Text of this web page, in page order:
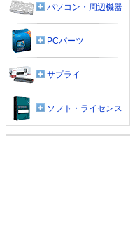
パソコン・周辺機器
PCパーツ
サプライ
ソフト・ライセンス